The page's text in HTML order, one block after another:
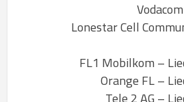
61801 – Lonestar Cell